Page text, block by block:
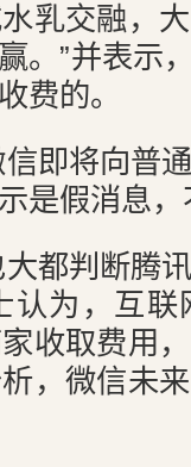
乳交融，
。”并表示
费的。
即将向普
是假消息
都判断腾
认为，互
收取费用
，微信未